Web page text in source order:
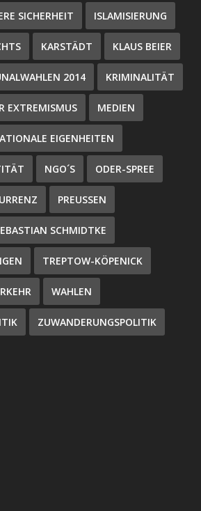
SICHERHEIT ISLAMISIERUNG
KARSTÄDT KLAUS BEIER
2014 KRIMINALITÄT
EXTREMISMUS MEDIEN
EIGENHEITEN
NGO´S ODER-SPREE
PREUSSEN
SCHMIDTKE
TREPTOW-KÖPENICK
WAHLEN
ZUWANDERUNGSPOLITIK